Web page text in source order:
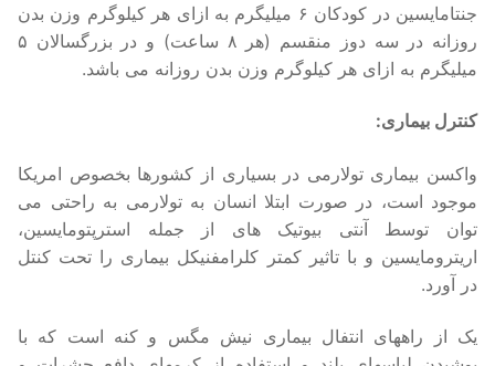
جنتامایسین در کودکان ۶ میلیگرم به ازای هر کیلوگرم وزن بدن
روزانه در سه دوز منقسم (هر ۸ ساعت) و در بزرگسالان ۵
میلیگرم به ازای هر کیلوگرم وزن بدن روزانه می باشد.
کنترل بیماری:
واکسن بیماری تولارمی در بسیاری از کشورها بخصوص امریکا
موجود است، در صورت ابتلا انسان به تولارمی به راحتی می
توان توسط آنتی بیوتیک های از جمله استرپتومایسین،
اریترومایسین و با تاثیر کمتر کلرامفنیکل بیماری را تحت کنتل
در آورد.
یک از راههای انتفال بیماری نیش مگس و کنه است که با